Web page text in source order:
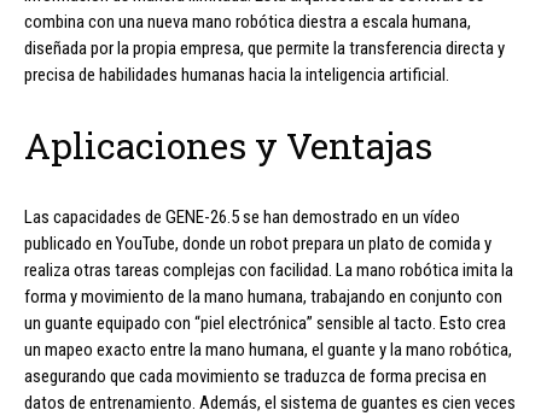
combina con una nueva mano robótica diestra a escala humana,
diseñada por la propia empresa, que permite la transferencia directa y
precisa de habilidades humanas hacia la inteligencia artificial.
Aplicaciones y Ventajas
Las capacidades de GENE-26.5 se han demostrado en un vídeo
publicado en YouTube, donde un robot prepara un plato de comida y
realiza otras tareas complejas con facilidad. La mano robótica imita la
forma y movimiento de la mano humana, trabajando en conjunto con
un guante equipado con “piel electrónica” sensible al tacto. Esto crea
un mapeo exacto entre la mano humana, el guante y la mano robótica,
asegurando que cada movimiento se traduzca de forma precisa en
datos de entrenamiento. Además, el sistema de guantes es cien veces